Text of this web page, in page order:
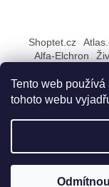
Tento web
tohoto webu
Shoptet.cz
Alfa-Elchron